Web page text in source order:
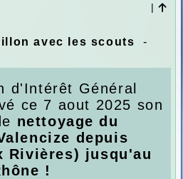
|
avec les scouts
-
d'Intérêt Général
ce 7 aout 2025 son
nettoyage du
depuis
Rivières) jusqu'au
!